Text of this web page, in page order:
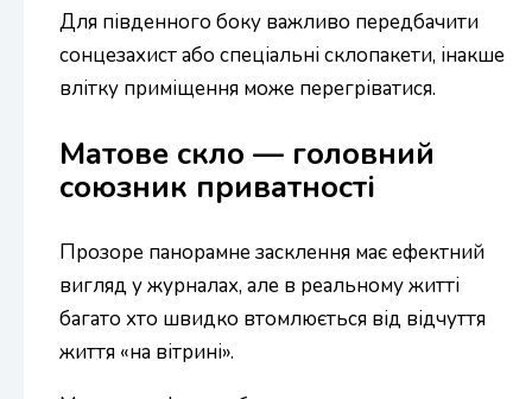
Для південного боку важливо передбачити
сонцезахист або спеціальні склопакети, інакше
влітку приміщення може перегріватися.
Матове скло — головний
союзник приватності
Прозоре панорамне засклення має ефектний
вигляд у журналах, але в реальному житті
багато хто швидко втомлюється від відчуття
життя «на вітрині».